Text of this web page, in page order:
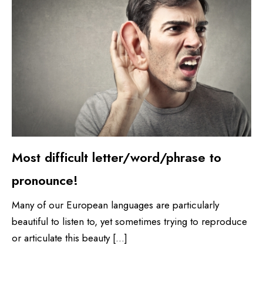
Most difficult letter/word/phrase to
pronounce!
Many of our European languages are particularly
beautiful to listen to, yet sometimes trying to reproduce
or articulate this beauty […]